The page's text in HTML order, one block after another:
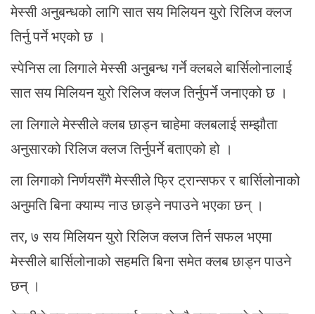
मेस्सी अनुबन्धको लागि सात सय मिलियन युरो रिलिज क्लज
तिर्नु पर्ने भएको छ ।
स्पेनिस ला लिगाले मेस्सी अनुबन्ध गर्ने क्लबले बार्सिलोनालाई
सात सय मिलियन युरो रिलिज क्लज तिर्नुपर्ने जनाएको छ ।
ला लिगाले मेस्सीले क्लब छाड्न चाहेमा क्लबलाई सम्झौता
अनुसारको रिलिज क्लज तिर्नुपर्ने बताएको हो ।
ला लिगाको निर्णयसँगै मेस्सीले फ्रि ट्रान्सफर र बार्सिलोनाको
अनुमति बिना क्याम्प नाउ छाड्ने नपाउने भएका छन् ।
तर, ७ सय मिलियन युरो रिलिज क्लज तिर्न सफल भएमा
मेस्सीले बार्सिलोनाको सहमति बिना समेत क्लब छाड्न पाउने
छन् ।